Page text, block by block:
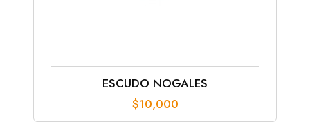
ESCUDO NOGALES
$10,000